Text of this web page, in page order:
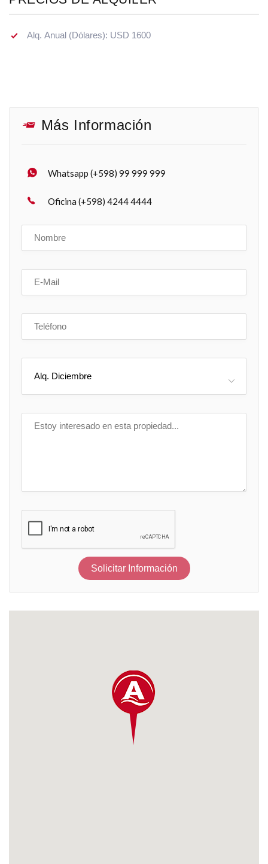
Alq. Anual (Dólares): USD 1600
Más Información
Whatsapp (+598) 99 999 999
Oficina (+598) 4244 4444
Alq. Diciembre
Solicitar Información